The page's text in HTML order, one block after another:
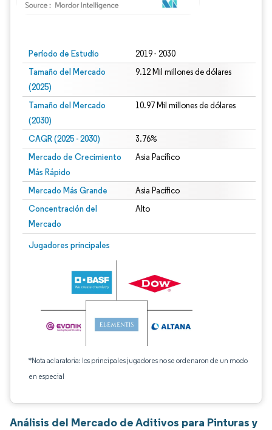
Período de Estudio 2019 - 2030
Tamaño del Mercado
(2025)
9.12 Mil millones de dólares
Tamaño del Mercado
(2030)
10.97 Mil millones de dólares
CAGR (2025 - 2030) 3.76%
Mercado de Crecimiento
Más Rápido
Asia Pacífico
Mercado Más Grande Asia Pacífico
Concentración del
Mercado
Alto
Jugadores principales
*Nota aclaratoria: los principales jugadores no se ordenaron de un modo
en especial
Análisis del Mercado de Aditivos para Pinturas y